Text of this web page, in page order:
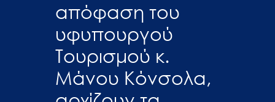
απόφαση του
υφυπουργού
Τουρισμού κ.
Μάνου Κόνσολα,